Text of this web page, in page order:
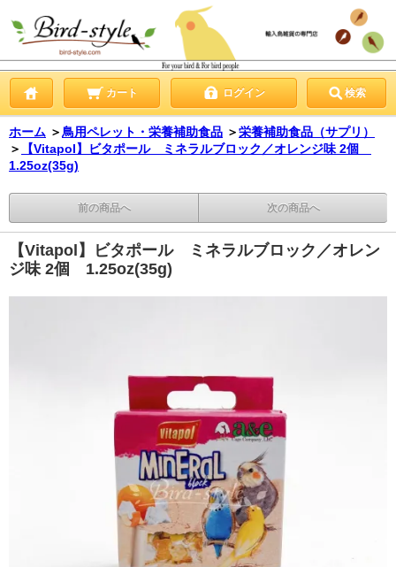
カート ログイン 検索
ホーム ＞鳥用ペレット・栄養補助食品 ＞栄養補助食品（サプリ）
＞
【Vitapol】ビタポール ミネラルブロック／オレンジ味 2個
1.25oz(35g)
前の商品へ 次の商品へ
【Vitapol】ビタポール ミネラルブロック／オレン
ジ味 2個 1.25oz(35g)